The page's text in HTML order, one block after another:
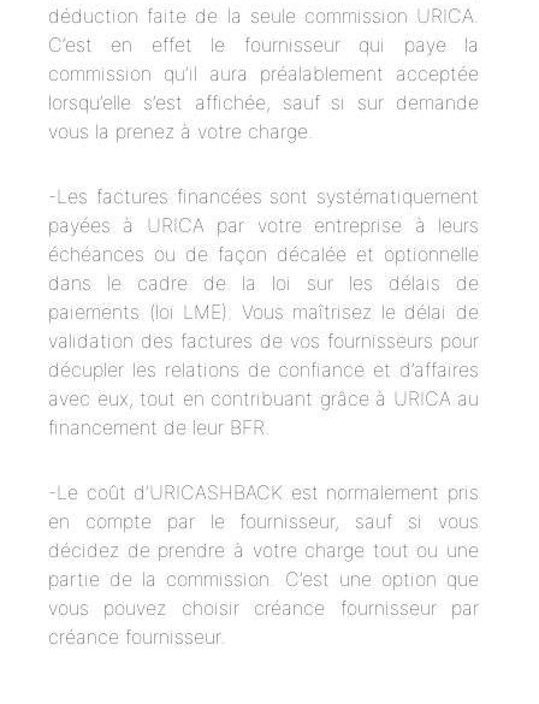
déduction faite de la seule commission URICA.
C’est en effet le fournisseur qui paye la
commission qu’il aura préalablement acceptée
lorsqu’elle s’est affichée, sauf si sur demande
vous la prenez à votre charge.
-Les factures financées sont systématiquement
payées à URICA par votre entreprise à leurs
échéances ou de façon décalée et optionnelle
dans le cadre de la loi sur les délais de
paiements (loi LME). Vous maîtrisez le délai de
validation des factures de vos fournisseurs pour
décupler les relations de confiance et d’affaires
avec eux, tout en contribuant grâce à URICA au
financement de leur BFR.
-Le coût d’URICASHBACK est normalement pris
en compte par le fournisseur, sauf si vous
décidez de prendre à votre charge tout ou une
partie de la commission. C’est une option que
vous pouvez choisir créance fournisseur par
créance fournisseur.